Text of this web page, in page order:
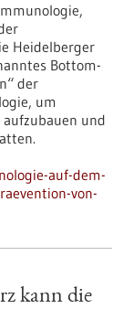
Heidelberger
Bottom-
der
um
und
auf-dem-
von-
kann die